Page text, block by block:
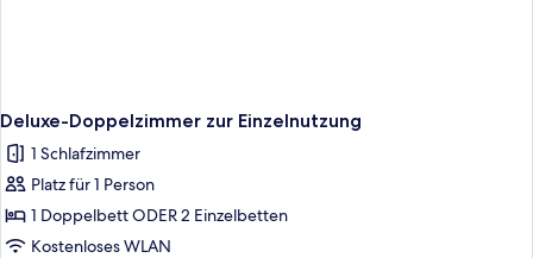
Deluxe-Doppelzimmer zur Einzelnutzung
1 Schlafzimmer
Platz für 1 Person
1 Doppelbett ODER 2 Einzelbetten
Kostenloses WLAN